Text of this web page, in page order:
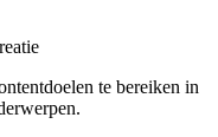
te bereiken in